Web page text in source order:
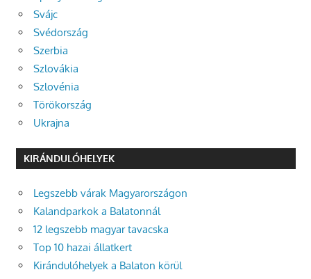
Svájc
Svédország
Szerbia
Szlovákia
Szlovénia
Törökország
Ukrajna
KIRÁNDULÓHELYEK
Legszebb várak Magyarországon
Kalandparkok a Balatonnál
12 legszebb magyar tavacska
Top 10 hazai állatkert
Kirándulóhelyek a Balaton körül